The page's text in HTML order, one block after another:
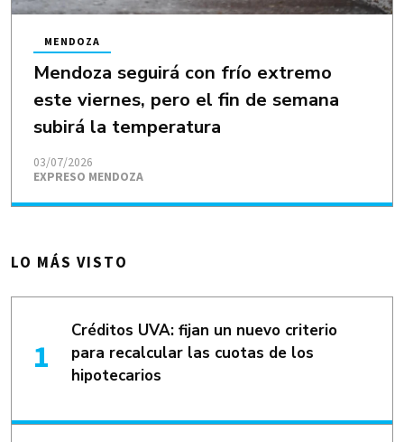
Mendoza seguirá con frío extremo
este viernes, pero el fin de semana
subirá la temperatura
EXPRESO MENDOZA
MENDOZA
03/07/2026
LO MÁS VISTO
Créditos UVA: fijan un nuevo criterio
para recalcular las cuotas de los
hipotecarios